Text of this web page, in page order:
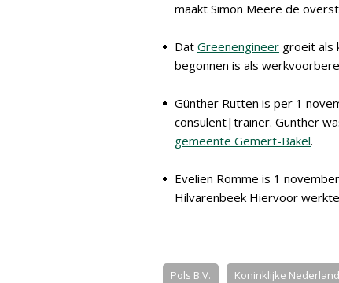
maakt Simon Meere de
Dat Greenengineer groeit als
begonnen is als
Günther Rutten is per 1
consulent|trainer. Günther
gemeente Gemert-Bakel.
Evelien Romme is 1
Hilvarenbeek Hiervoor
Pols B.V. Koninklijke